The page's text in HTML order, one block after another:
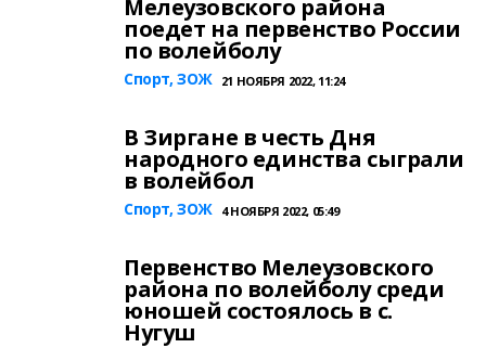
Мелеузовского района
поедет на первенство России
по волейболу
Спорт, ЗОЖ 21 НОЯБРЯ 2022, 11:24
В Зиргане в честь Дня
народного единства сыграли
в волейбол
Спорт, ЗОЖ 4 НОЯБРЯ 2022, 05:49
Первенство Мелеузовского
района по волейболу среди
юношей состоялось в с.
Нугуш